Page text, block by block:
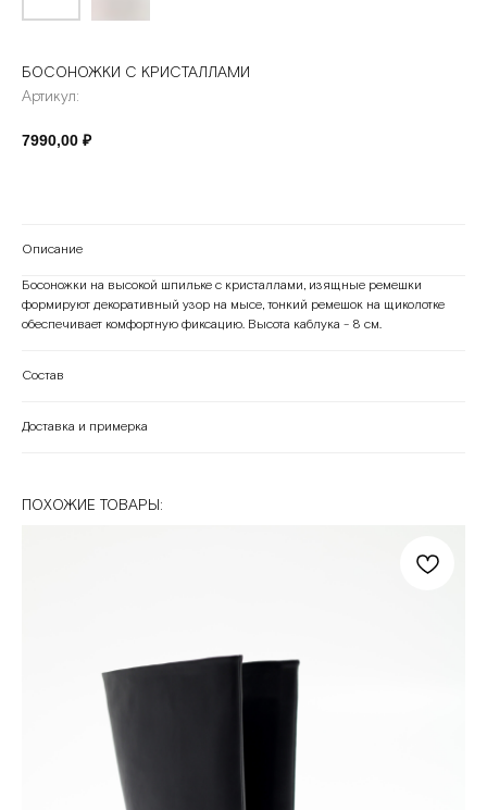
БОСОНОЖКИ С КРИСТАЛЛАМИ
Артикул:
7990,00 ₽
Описание
Босоножки на высокой шпильке с кристаллами, изящные ремешки
формируют декоративный узор на мысе, тонкий ремешок на щиколотке
обеспечивает комфортную фиксацию. Высота каблука - 8 cм.
Состав
Доставка и примерка
ПОХОЖИЕ ТОВАРЫ: